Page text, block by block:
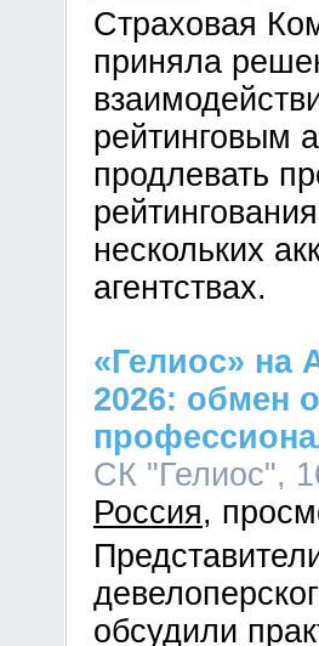
Страховая
приняла
рейтинговым
продлевать
нескольких
агентствах.
«Гелиос» на
2026: обмен
СК "Гелиос",
Россия
обсудили